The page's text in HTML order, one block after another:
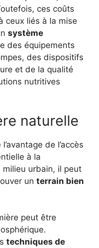
ces coûts
ceux liés à la mise
système
des équipements
des dispositifs
et de la qualité
nutritives
naturelle
de l’accès
à la
milieu urbain, il peut
un terrain bien
peut être
techniques de